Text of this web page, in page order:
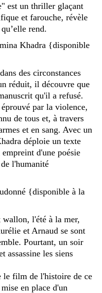
est un thriller glaçant
et farouche, révèle
rend.
Khadra {disponible
des circonstances
réduit, il découvre que
qu'il a refusé.
par la violence,
de tous et, à travers
et en sang. Avec un
déploie un texte
d'une poésie
l'humanité
{disponible à la
l'été à la mer,
et Arnaud se sont
Pourtant, un soir
assassine les siens
le film de l'histoire de ce
en place d'un